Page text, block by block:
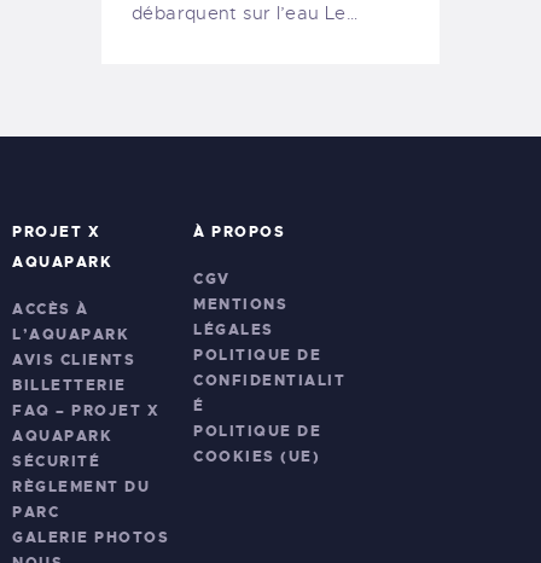
débarquent sur l’eau Le…
PROJET X
AQUAPARK
ACCÈS À
L’AQUAPARK
AVIS CLIENTS
BILLETTERIE
FAQ – PROJET X
AQUAPARK
SÉCURITÉ
RÈGLEMENT DU
PARC
GALERIE PHOTOS
À PROPOS
CGV
MENTIONS
LÉGALES
POLITIQUE DE
CONFIDENTIALIT
É
POLITIQUE DE
COOKIES (UE)